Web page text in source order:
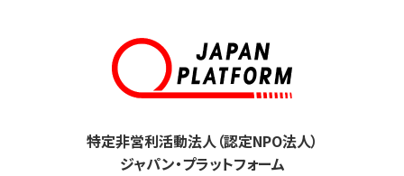
特定非営利活動法人（認定NPO法人）
ジャパン・プラットフォーム